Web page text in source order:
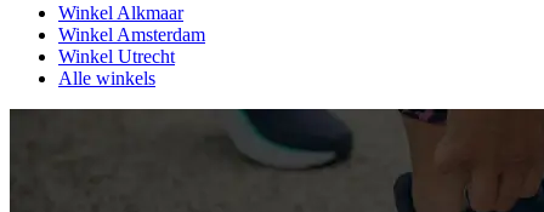
Winkel Alkmaar
Winkel Amsterdam
Winkel Utrecht
Alle winkels